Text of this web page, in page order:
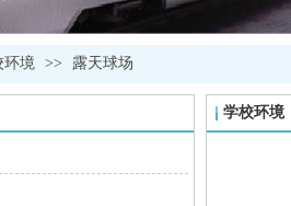
环境 >> 露天球场
学校环境